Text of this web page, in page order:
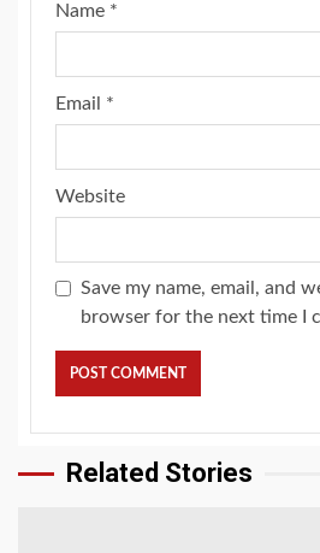
Name *
Email *
Website
Save my name, email, and
browser for the next time I
Related Stories